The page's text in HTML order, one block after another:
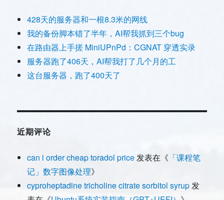
428天的服务器和一根8.3米的网线
我的备份脚本错了半年，AI帮我抓到三个bug
在路由器上手搓 MiniUPnPd：CGNAT 穿透实录
服务器跑了406天，AI帮我打了几个月的工
这台服务器，跑了400天了
近期评论
can i order cheap toradol price发表在《 「课程笔
记」数字图像处理》
cyproheptadine tricholine citrate sorbitol syrup发